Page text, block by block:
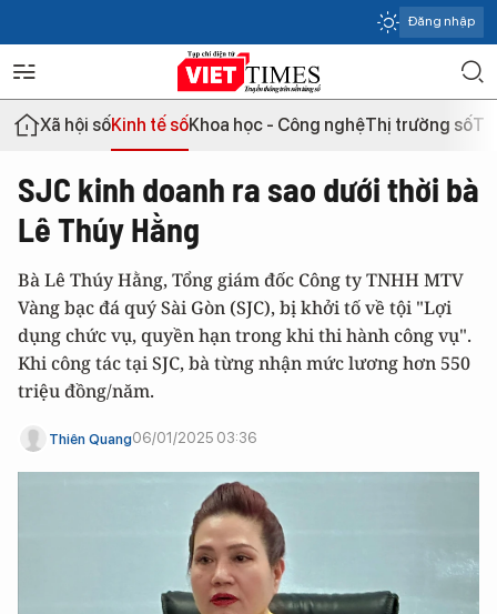
Đăng nhập
Xã hội sốKinh tế sốKhoa học - Công nghệThị trường số
SJC kinh doanh ra sao dưới thời bà
Lê Thúy Hằng
Bà Lê Thúy Hằng, Tổng giám đốc Công ty TNHH MTV
Vàng bạc đá quý Sài Gòn (SJC), bị khởi tố về tội "Lợi
dụng chức vụ, quyền hạn trong khi thi hành công vụ".
Khi công tác tại SJC, bà từng nhận mức lương hơn 550
triệu đồng/năm.
Thiên Quang06/01/2025 03:36